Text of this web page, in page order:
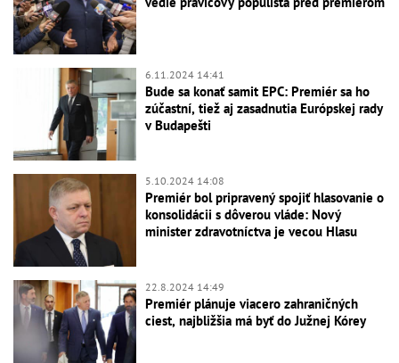
6.11.2024 14:41
Bude sa konať samit EPC: Premiér sa ho
zúčastní, tiež aj zasadnutia Európskej rady
v Budapešti
5.10.2024 14:08
Premiér bol pripravený spojiť hlasovanie o
konsolidácii s dôverou vláde: Nový
minister zdravotníctva je vecou Hlasu
22.8.2024 14:49
Premiér plánuje viacero zahraničných
ciest, najbližšia má byť do Južnej Kórey